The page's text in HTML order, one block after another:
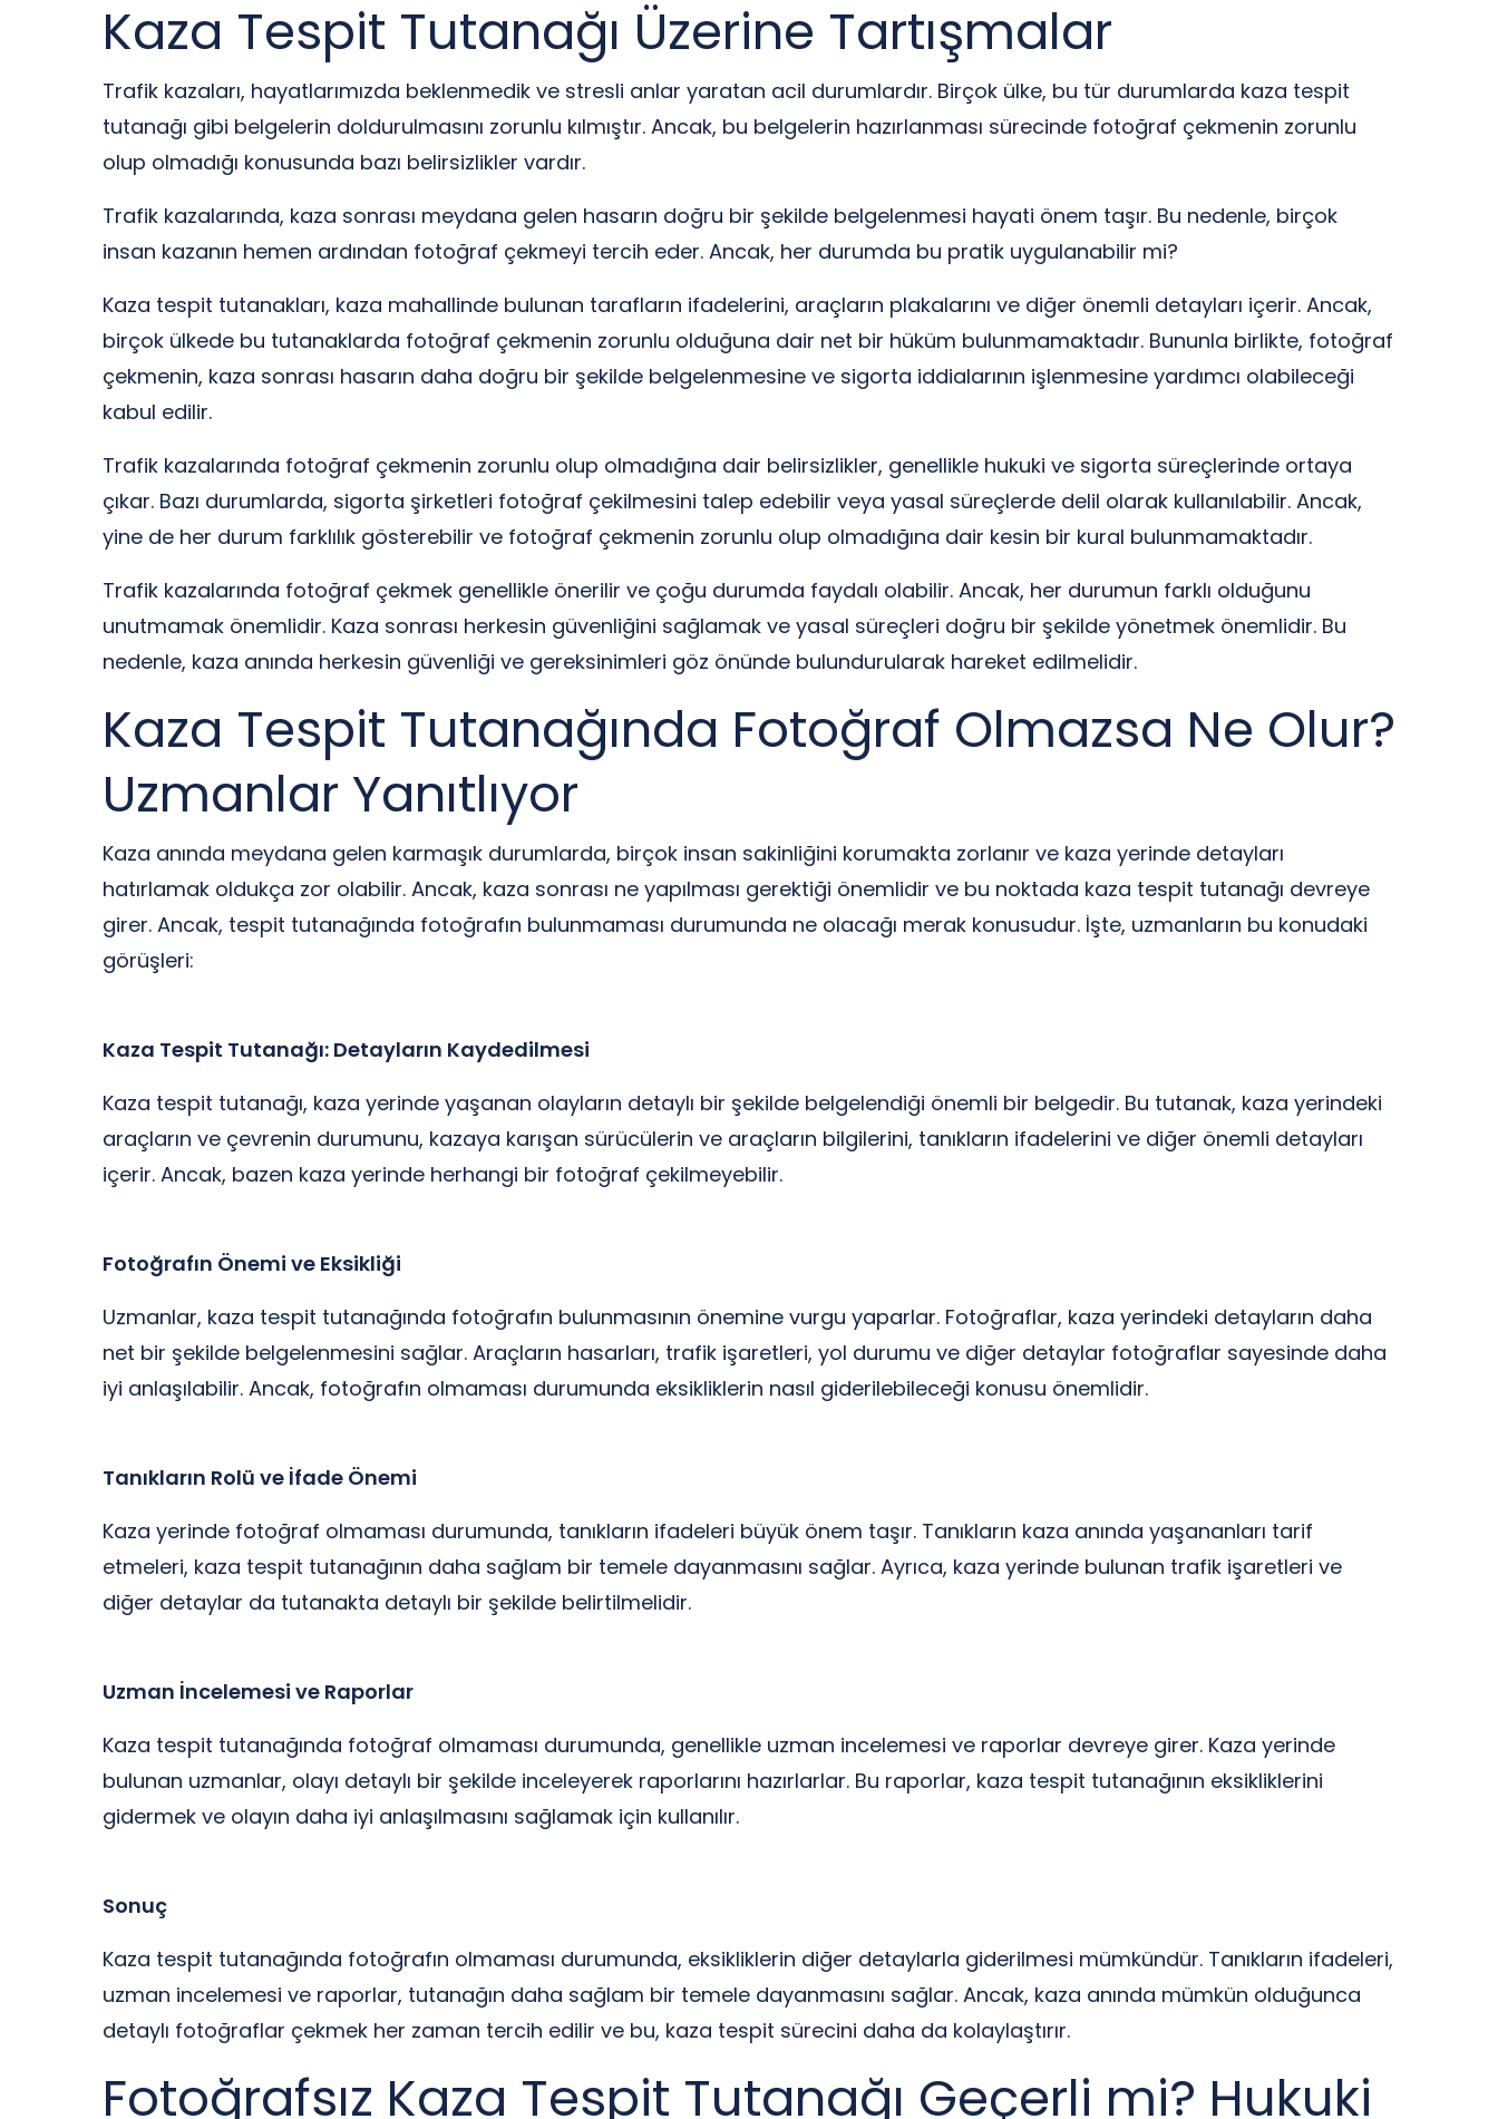
Kaza Tespit Tutanağı Üzerine Tartışmalar
Trafik kazaları, hayatlarımızda beklenmedik ve stresli anlar yaratan acil durumlardır. Birçok ülke, bu tür durumlarda kaza tespit
tutanağı gibi belgelerin doldurulmasını zorunlu kılmıştır. Ancak, bu belgelerin hazırlanması sürecinde fotoğraf çekmenin zorunlu
olup olmadığı konusunda bazı belirsizlikler vardır.
Trafik kazalarında, kaza sonrası meydana gelen hasarın doğru bir şekilde belgelenmesi hayati önem taşır. Bu nedenle, birçok
insan kazanın hemen ardından fotoğraf çekmeyi tercih eder. Ancak, her durumda bu pratik uygulanabilir mi?
Kaza tespit tutanakları, kaza mahallinde bulunan tarafların ifadelerini, araçların plakalarını ve diğer önemli detayları içerir. Ancak,
birçok ülkede bu tutanaklarda fotoğraf çekmenin zorunlu olduğuna dair net bir hüküm bulunmamaktadır. Bununla birlikte, fotoğraf
çekmenin, kaza sonrası hasarın daha doğru bir şekilde belgelenmesine ve sigorta iddialarının işlenmesine yardımcı olabileceği
kabul edilir.
Trafik kazalarında fotoğraf çekmenin zorunlu olup olmadığına dair belirsizlikler, genellikle hukuki ve sigorta süreçlerinde ortaya
çıkar. Bazı durumlarda, sigorta şirketleri fotoğraf çekilmesini talep edebilir veya yasal süreçlerde delil olarak kullanılabilir. Ancak,
yine de her durum farklılık gösterebilir ve fotoğraf çekmenin zorunlu olup olmadığına dair kesin bir kural bulunmamaktadır.
Trafik kazalarında fotoğraf çekmek genellikle önerilir ve çoğu durumda faydalı olabilir. Ancak, her durumun farklı olduğunu
unutmamak önemlidir. Kaza sonrası herkesin güvenliğini sağlamak ve yasal süreçleri doğru bir şekilde yönetmek önemlidir. Bu
nedenle, kaza anında herkesin güvenliği ve gereksinimleri göz önünde bulundurularak hareket edilmelidir.
Kaza Tespit Tutanağında Fotoğraf Olmazsa Ne Olur?
Uzmanlar Yanıtlıyor
Kaza anında meydana gelen karmaşık durumlarda, birçok insan sakinliğini korumakta zorlanır ve kaza yerinde detayları
hatırlamak oldukça zor olabilir. Ancak, kaza sonrası ne yapılması gerektiği önemlidir ve bu noktada kaza tespit tutanağı devreye
girer. Ancak, tespit tutanağında fotoğrafın bulunmaması durumunda ne olacağı merak konusudur. İşte, uzmanların bu konudaki
görüşleri:
Kaza Tespit Tutanağı: Detayların Kaydedilmesi
Kaza tespit tutanağı, kaza yerinde yaşanan olayların detaylı bir şekilde belgelendiği önemli bir belgedir. Bu tutanak, kaza yerindeki
araçların ve çevrenin durumunu, kazaya karışan sürücülerin ve araçların bilgilerini, tanıkların ifadelerini ve diğer önemli detayları
içerir. Ancak, bazen kaza yerinde herhangi bir fotoğraf çekilmeyebilir.
Fotoğrafın Önemi ve Eksikliği
Uzmanlar, kaza tespit tutanağında fotoğrafın bulunmasının önemine vurgu yaparlar. Fotoğraflar, kaza yerindeki detayların daha
net bir şekilde belgelenmesini sağlar. Araçların hasarları, trafik işaretleri, yol durumu ve diğer detaylar fotoğraflar sayesinde daha
iyi anlaşılabilir. Ancak, fotoğrafın olmaması durumunda eksikliklerin nasıl giderilebileceği konusu önemlidir.
Tanıkların Rolü ve İfade Önemi
Kaza yerinde fotoğraf olmaması durumunda, tanıkların ifadeleri büyük önem taşır. Tanıkların kaza anında yaşananları tarif
etmeleri, kaza tespit tutanağının daha sağlam bir temele dayanmasını sağlar. Ayrıca, kaza yerinde bulunan trafik işaretleri ve
diğer detaylar da tutanakta detaylı bir şekilde belirtilmelidir.
Uzman İncelemesi ve Raporlar
Kaza tespit tutanağında fotoğraf olmaması durumunda, genellikle uzman incelemesi ve raporlar devreye girer. Kaza yerinde
bulunan uzmanlar, olayı detaylı bir şekilde inceleyerek raporlarını hazırlarlar. Bu raporlar, kaza tespit tutanağının eksikliklerini
gidermek ve olayın daha iyi anlaşılmasını sağlamak için kullanılır.
Sonuç
Kaza tespit tutanağında fotoğrafın olmaması durumunda, eksikliklerin diğer detaylarla giderilmesi mümkündür. Tanıkların ifadeleri,
uzman incelemesi ve raporlar, tutanağın daha sağlam bir temele dayanmasını sağlar. Ancak, kaza anında mümkün olduğunca
detaylı fotoğraflar çekmek her zaman tercih edilir ve bu, kaza tespit sürecini daha da kolaylaştırır.
Fotoğrafsız Kaza Tespit Tutanağı Geçerli mi? Hukuki